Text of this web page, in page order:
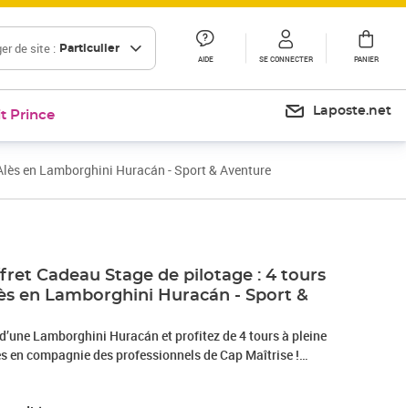
de site : Particulier
AIDE SE CONNECTER PANIER
Prince Laposte.net
en Lamborghini Huracán - Sport & Aventure
Cadeau Stage de pilotage : 4 tours
en Lamborghini Huracán - Sport &
Lamborghini Huracán et profitez de 4 tours à pleine
en compagnie des professionnels de Cap Maîtrise !
et c’est parti, il est temps d’apprécier les vibrations et les